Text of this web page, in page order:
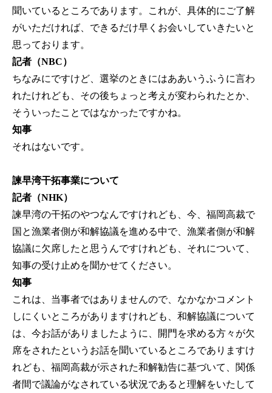
聞いているところであります。これが、具体的にご了解
がいただければ、できるだけ早くお会いしていきたいと
思っております。
記者（NBC）
ちなみにですけど、選挙のときにはああいうふうに言わ
れたけれども、その後ちょっと考えが変わられたとか、
そういったことではなかったですかね。
知事
それはないです。
諫早湾干拓事業について
記者（NHK）
諫早湾の干拓のやつなんですけれども、今、福岡高裁で
国と漁業者側が和解協議を進める中で、漁業者側が和解
協議に欠席したと思うんですけれども、それについて、
知事の受け止めを聞かせてください。
知事
これは、当事者ではありませんので、なかなかコメント
しにくいところがありますけれども、和解協議について
は、今お話がありましたように、開門を求める方々が欠
席をされたというお話を聞いているところでありますけ
れども、福岡高裁が示された和解勧告に基づいて、関係
者間で議論がなされている状況であると理解をいたして